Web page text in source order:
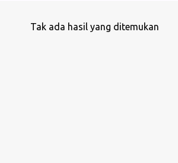
Tak ada hasil yang ditemukan